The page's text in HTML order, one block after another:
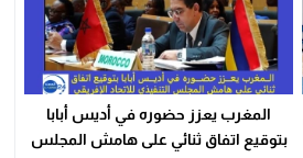
المغرب يعزز حضوره في أديس أبابا
بتوقيع اتفاق ثنائي على هامش المجلس